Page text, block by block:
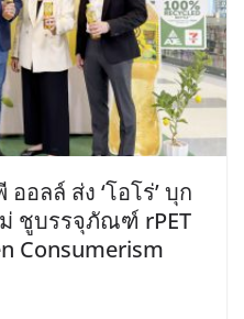
อลล์ ส่ง ‘โอโร่’ บุก
ชูบรรจุภัณฑ์ rPET
Consumerism